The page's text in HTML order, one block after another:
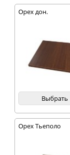
Орех дон.
Выбрать
Орех Тьеполо